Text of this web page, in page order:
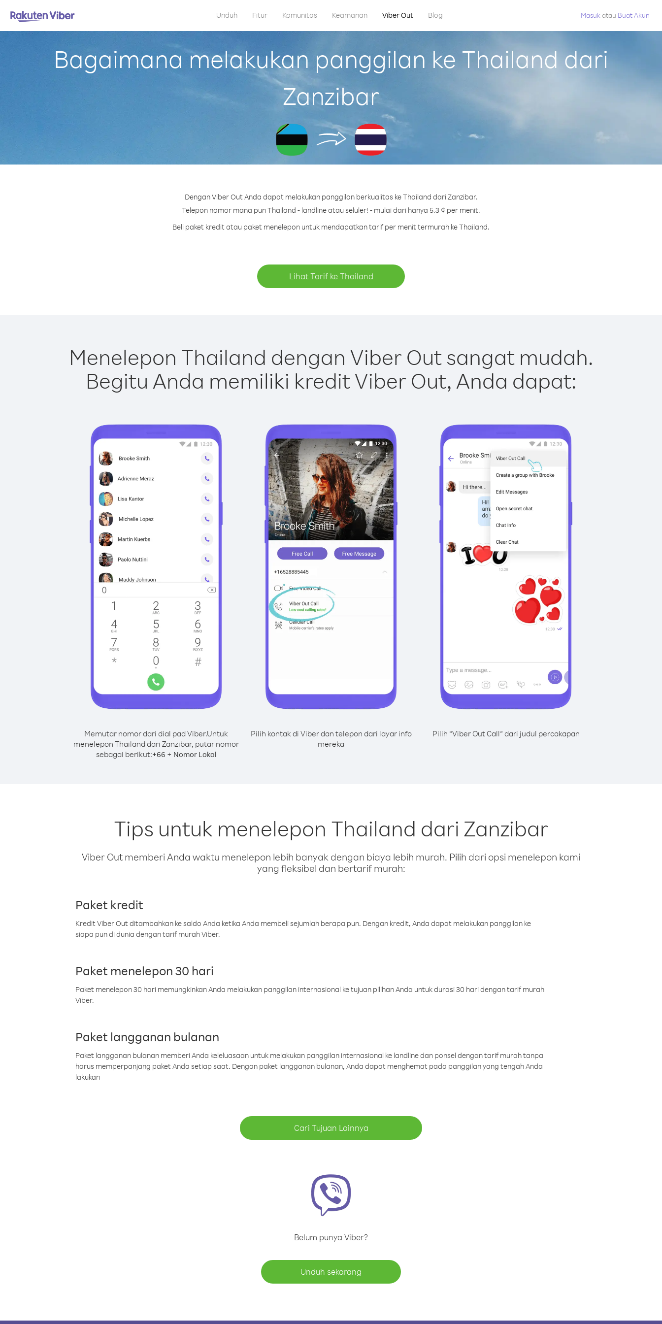
Unduh Fitur Komunitas Keamanan Viber Out Blog Masuk atau Buat Akun
Bagaimana melakukan panggilan ke Thailand dari
Zanzibar
Dengan Viber Out Anda dapat melakukan panggilan berkualitas ke Thailand dari Zanzibar.
Telepon nomor mana pun Thailand - landline atau seluler! - mulai dari hanya 5.3 ¢ per menit.
Beli paket kredit atau paket menelepon untuk mendapatkan tarif per menit termurah ke Thailand.
Lihat Tarif ke Thailand
Menelepon Thailand dengan Viber Out sangat mudah.
Begitu Anda memiliki kredit Viber Out, Anda dapat:
Memutar nomor dari dial pad Viber.Untuk
menelepon Thailand dari Zanzibar, putar nomor
sebagai berikut:+66 + Nomor Lokal
Pilih kontak di Viber dan telepon dari layar info
mereka
Pilih “Viber Out Call” dari judul percakapan
Tips untuk menelepon Thailand dari Zanzibar
Viber Out memberi Anda waktu menelepon lebih banyak dengan biaya lebih murah. Pilih dari opsi menelepon kami
yang fleksibel dan bertarif murah:
Paket kredit
Kredit Viber Out ditambahkan ke saldo Anda ketika Anda membeli sejumlah berapa pun. Dengan kredit, Anda dapat melakukan panggilan ke
siapa pun di dunia dengan tarif murah Viber.
Paket menelepon 30 hari
Paket menelepon 30 hari memungkinkan Anda melakukan panggilan internasional ke tujuan pilihan Anda untuk durasi 30 hari dengan tarif murah
Viber.
Paket langganan bulanan
Paket langganan bulanan memberi Anda keleluasaan untuk melakukan panggilan internasional ke landline dan ponsel dengan tarif murah tanpa
harus memperpanjang paket Anda setiap saat. Dengan paket langganan bulanan, Anda dapat menghemat pada panggilan yang tengah Anda
lakukan
Cari Tujuan Lainnya
Belum punya Viber?
Unduh sekarang